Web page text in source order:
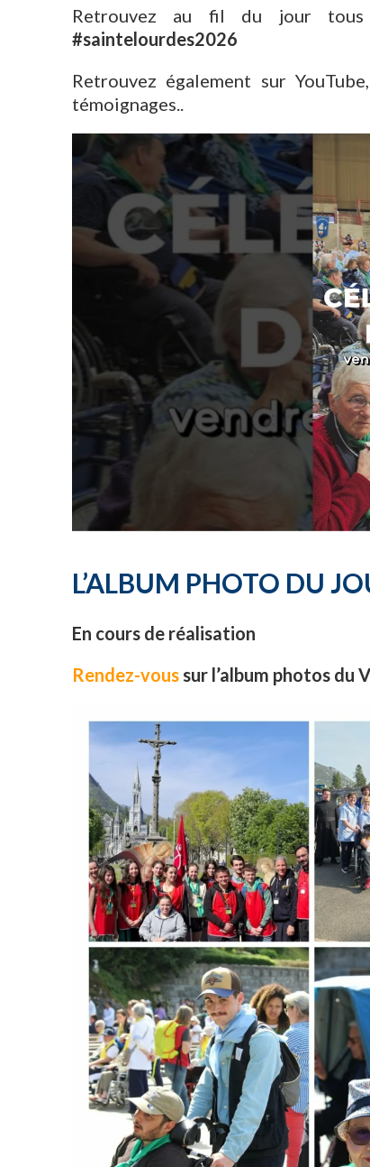
Retrouvez au fil du jour
#saintelourdes2026
Retrouvez également sur
témoignages..
L’ALBUM PHOTO DU
En cours de réalisation
Rendez-vous sur l’album photos du